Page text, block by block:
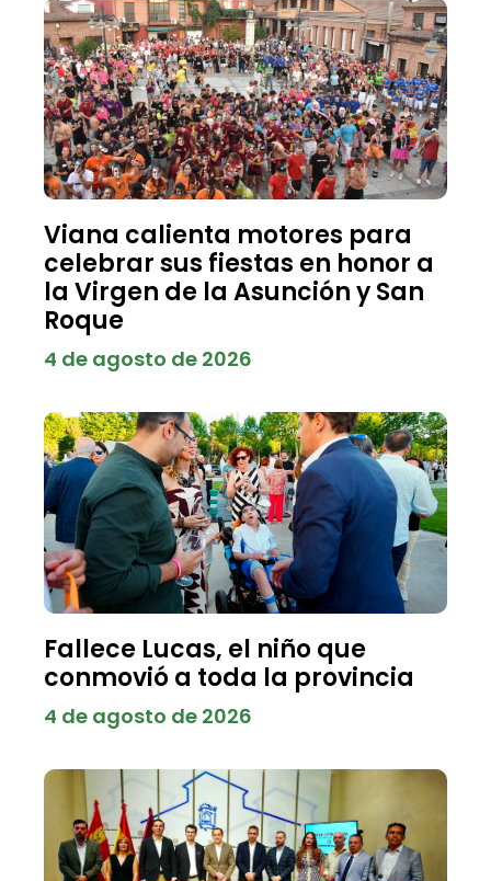
Viana calienta motores para
celebrar sus fiestas en honor a
la Virgen de la Asunción y San
Roque
4 de agosto de 2026
Fallece Lucas, el niño que
conmovió a toda la provincia
4 de agosto de 2026